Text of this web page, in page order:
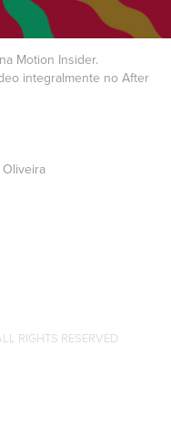
Motion Insider.
integralmente no After
RIGHTS RESERVED